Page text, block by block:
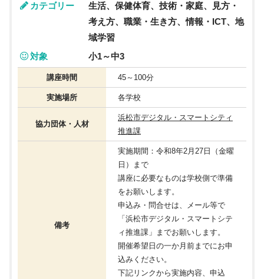
カテゴリー
生活、保健体育、技術・家庭、見方・
考え方、職業・生き方、情報・ICT、地
域学習
対象
小1～中3
講座時間 45～100分
実施場所 各学校
協力団体・人材
浜松市デジタル・スマートシティ
推進課
備考
実施期間：令和8年2月27日（金曜
日）まで
講座に必要なものは学校側で準備
をお願いします。
申込み・問合せは、メール等で
「浜松市デジタル・スマートシテ
ィ推進課」までお願いします。
開催希望日の一か月前までにお申
込みください。
下記リンクから実施内容、申込